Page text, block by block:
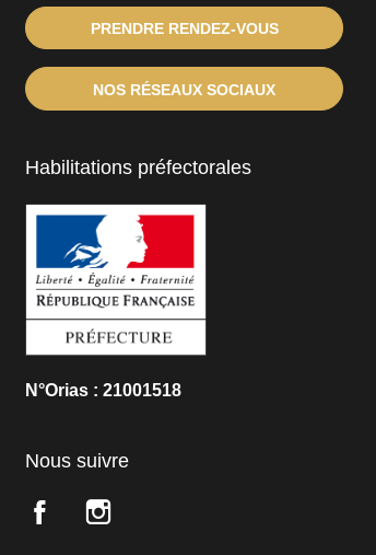
PRENDRE RENDEZ-VOUS
NOS RÉSEAUX SOCIAUX
Habilitations préfectorales
N°Orias : 21001518
Nous suivre